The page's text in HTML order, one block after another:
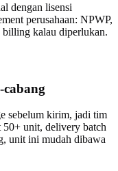
dengan lisensi
perusahaan: NPWP,
kalau diperlukan.
sebelum kirim, jadi tim
unit, delivery batch
unit ini mudah dibawa